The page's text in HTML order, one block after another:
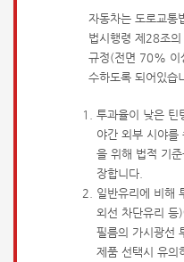
자동차는 도로교통
법시행령 제28조
규정(전면 70% 이
수하도록 되어있습
투과율이 낮은 틴
야간 외부 시야를
을 위해 법적 기
장합니다.
일반유리에 비해
외선 차단유리 등
필름의 가시광선
제품 선택시 유의